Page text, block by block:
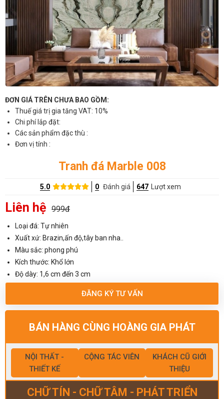
ĐƠN GIÁ TRÊN CHƯA BAO GỒM:
Thuế giá trị gia tăng VAT: 10%
Chi phí lắp đặt:
Các sản phẩm đặc thù :
Đơn vị tính :
Tranh đá Marble 008
5.0 0 Đánh giá 647 Lượt xem
Liên hệ 999đ
Loại đá: Tự nhiên
Xuất xứ: Brazin,ấn độ,tây ban nha..
Màu sắc: phong phú
Kích thước: Khổ lớn
Độ dày: 1,6 cm đến 3 cm
ĐĂNG KÝ TƯ VẤN
BÁN HÀNG CÙNG HOÀNG GIA PHÁT
NỘI THẤT -
THIẾT KẾ
CỘNG TÁC VIÊN
KHÁCH CŨ GIỚI
THIỆU
CHỮ TÍN - CHỮ TÂM - PHÁT TRIỂN